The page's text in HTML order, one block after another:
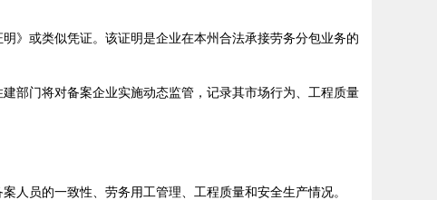
》或类似凭证。该证明是企业在本州合法承接劳务分包业务的
部门将对备案企业实施动态监管，记录其市场行为、工程质量
人员的一致性、劳务用工管理、工程质量和安全生产情况。